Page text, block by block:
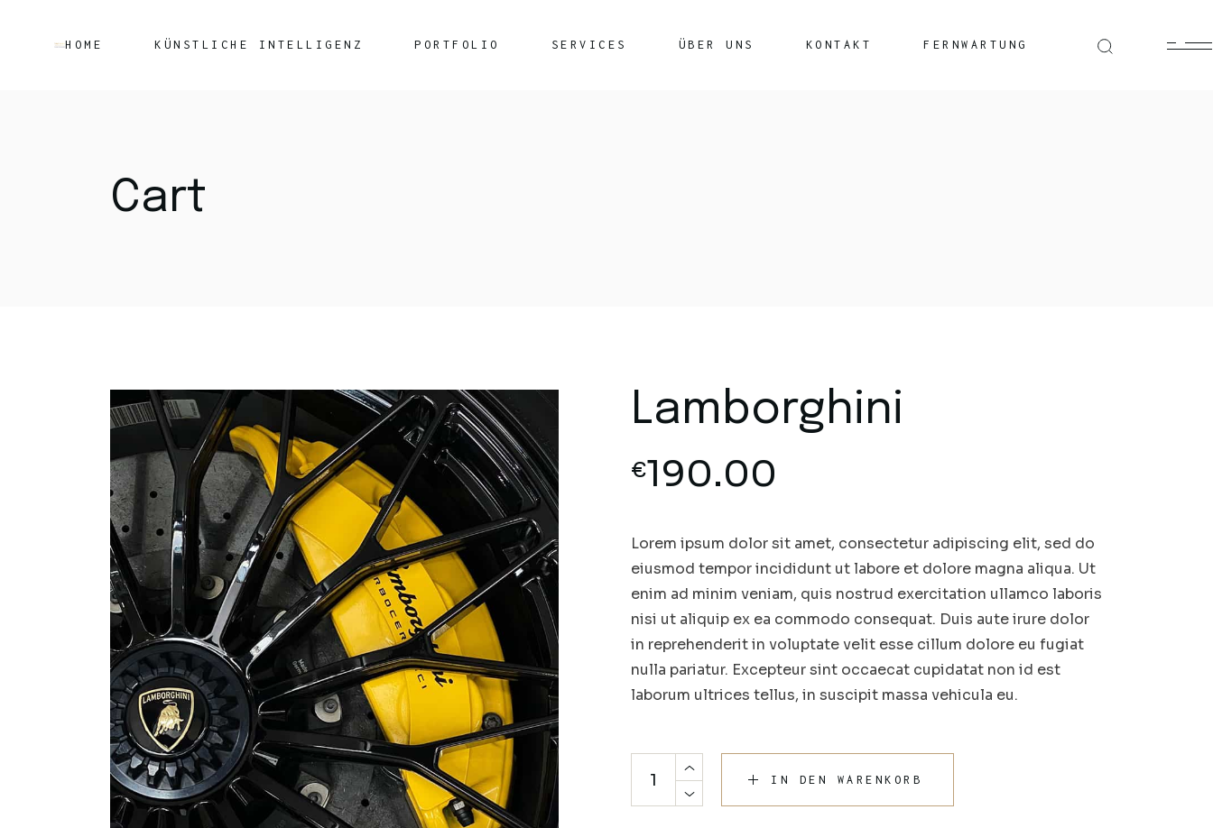
HOME KÜNSTLICHE INTELLIGENZ PORTFOLIO SERVICES ÜBER UNS KONTAKT FERNWARTUNG
Cart
Lamborghini
€190.00
Lorem ipsum dolor sit amet, consectetur adipiscing elit, sed do
eiusmod tempor incididunt ut labore et dolore magna aliqua. Ut
enim ad minim veniam, quis nostrud exercitation ullamco laboris
nisi ut aliquip ex ea commodo consequat. Duis aute irure dolor
in reprehenderit in voluptate velit esse cillum dolore eu fugiat
nulla pariatur. Excepteur sint occaecat cupidatat non id est
laborum ultrices tellus, in suscipit massa vehicula eu.
IN DEN WARENKORB